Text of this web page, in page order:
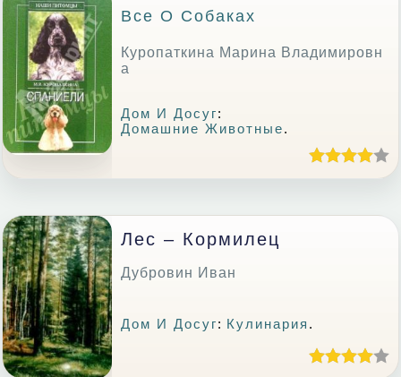
Все О Собаках
Куропаткина Марина Владимировн
а
Дом И Досуг:
Домашние Животные.
Лес – Кормилец
Дубровин Иван
Дом И Досуг: Кулинария .